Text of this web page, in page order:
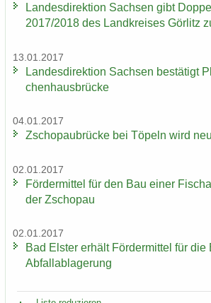
Lan­des­di­rek­ti­on Sach­sen gibt
2017/2018 des Land­krei­ses Gör­litz
13.01.2017
Lan­des­di­rek­ti­on Sach­sen be­stä­tigt
chen­haus­brü­cke
04.01.2017
Zscho­pau­brü­cke bei Tö­peln wird
02.01.2017
För­der­mit­tel für den Bau einer
der Zscho­pau
02.01.2017
Bad Els­ter er­hält För­der­mit­tel für
Ab­fall­ab­la­ge­rung